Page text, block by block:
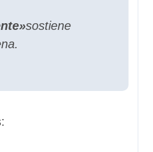
sostiene